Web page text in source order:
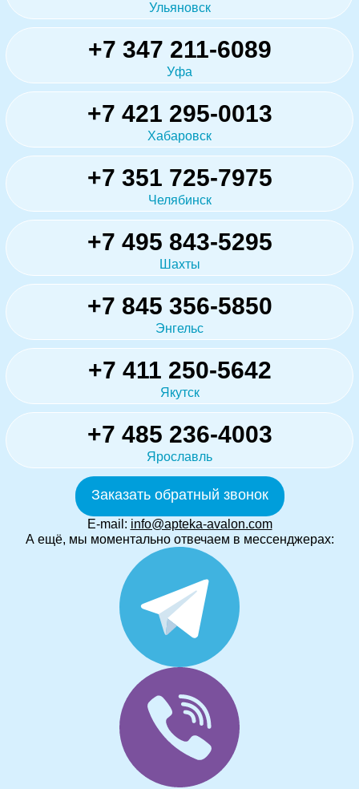
Ульяновск
+7 347 211-6089
Уфа
+7 421 295-0013
Хабаровск
+7 351 725-7975
Челябинск
+7 495 843-5295
Шахты
+7 845 356-5850
Энгельс
+7 411 250-5642
Якутск
+7 485 236-4003
Ярославль
Заказать обратный звонок
E-mail: info@apteka-avalon.com
А ещё, мы моментально отвечаем в мессенджерах: